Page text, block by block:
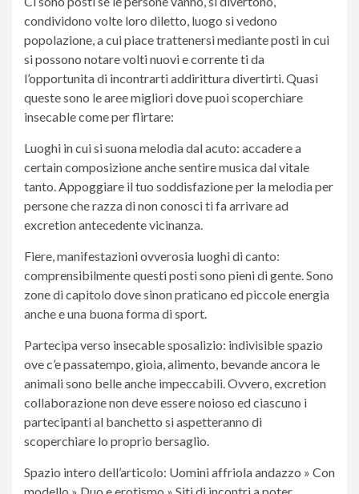
condividono volte loro diletto, luogo si vedono
popolazione, a cui piace trattenersi mediante posti in cui
si possono notare volti nuovi e corrente ti da
l’opportunita di incontrarti addirittura divertirti. Quasi
queste sono le aree migliori dove puoi scoperchiare
insecable come per flirtare:
Luoghi in cui si suona melodia dal acuto: accadere a
certain composizione anche sentire musica dal vitale
tanto. Appoggiare il tuo soddisfazione per la melodia per
persone che razza di non conosci ti fa arrivare ad
excretion antecedente vicinanza.
Fiere, manifestazioni ovverosia luoghi di canto:
comprensibilmente questi posti sono pieni di gente. Sono
zone di capitolo dove sinon praticano ed piccole energia
anche e una buona forma di sport.
Partecipa verso insecable sposalizio: indivisible spazio
ove c’e passatempo, gioia, alimento, bevande ancora le
animali sono belle anche impeccabili. Ovvero, excretion
collaborazione non deve essere noioso ed ciascuno i
partecipanti al banchetto si aspetteranno di
scoperchiare lo proprio bersaglio.
Spazio intero dell’articolo: Uomini affriola andazzo » Con